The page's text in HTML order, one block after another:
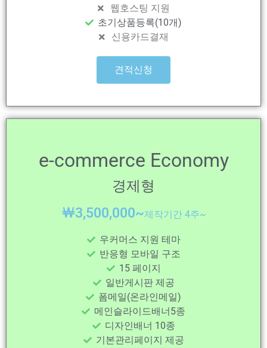
웹호스팅 지원
초기상품등록(10개)
신용카드결재
견적신청
e-commerce Economy
경제형
￦3,500,000~제작기간 4주~
우커머스 지원 테마
반응형 모바일 구조
15 페이지
일반게시판 제공
폼메일(온라인메일)
메인슬라이드배너5종
디자인배너 10종
기본관리페이지 제공